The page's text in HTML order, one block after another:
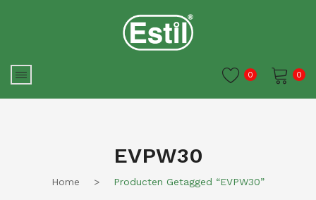
0
0
EVPW30
Home > Producten Getagged “EVPW30”